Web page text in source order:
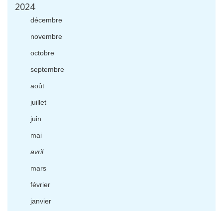
2024
décembre
novembre
octobre
septembre
août
juillet
juin
mai
avril
mars
février
janvier